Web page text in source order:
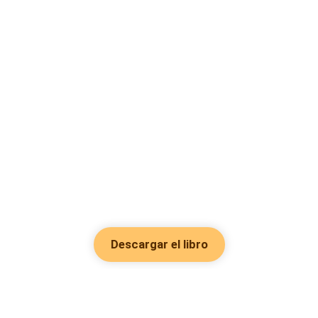
Descargar el libro